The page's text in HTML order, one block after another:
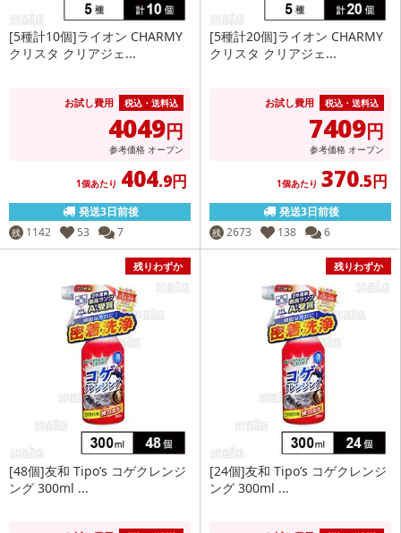
[5種計10個]ライオン CHARMY
クリスタ クリアジェ...
お試し費用 税込・送料込
4049円
参考価格 オープン
1個あたり 404.9円
発送3日前後
残 1142 53 7
[5種計20個]ライオン CHARMY
クリスタ クリアジェ...
お試し費用 税込・送料込
7409円
参考価格 オープン
1個あたり 370.5円
発送3日前後
残 2673 138 6
残りわずか
[48個]友和 Tipo’s コゲクレンジ
ング 300ml ...
残りわずか
[24個]友和 Tipo’s コゲクレンジ
ング 300ml ...